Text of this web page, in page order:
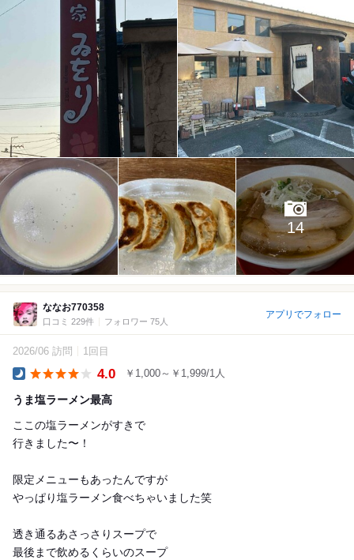
14
ななお770358
口コミ 229件 フォロワー 75人
アプリでフォロー
2026/06 訪問 1回目
4.0 ￥1,000～￥1,999/1人
うま塩ラーメン最高
ここの塩ラーメンがすきで
行きました〜！
限定メニューもあったんですが
やっぱり塩ラーメン食べちゃいました笑
透き通るあさっさりスープで
最後まで飲めるくらいのスープ